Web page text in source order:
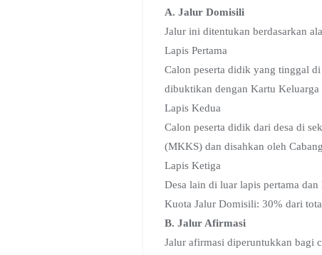
A. Jalur Domisili
Jalur ini ditentukan berdasarkan
Lapis Pertama
Calon peserta didik yang tinggal
dibuktikan dengan Kartu
Lapis Kedua
Calon peserta didik dari desa di
(MKKS) dan disahkan oleh
Lapis Ketiga
Desa lain di luar lapis pertama
Kuota Jalur Domisili: 30% dari
B. Jalur Afirmasi
Jalur afirmasi diperuntukkan bagi